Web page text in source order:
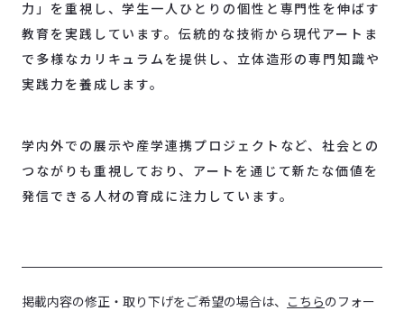
力」を重視し、学生一人ひとりの個性と専門性を伸ばす
教育を実践しています。伝統的な技術から現代アートま
で多様なカリキュラムを提供し、立体造形の専門知識や
実践力を養成します。
学内外での展示や産学連携プロジェクトなど、社会との
つながりも重視しており、アートを通じて新たな価値を
発信できる人材の育成に注力しています。
掲載内容の修正・取り下げをご希望の場合は、 こちらのフォー